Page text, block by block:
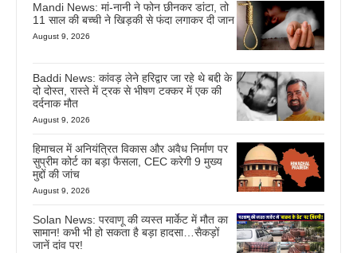
Mandi News: मां-नानी ने फोन छीनकर डांटा, तो
11 साल की बच्ची ने खिड़की से फंदा लगाकर दी जान
August 9, 2026
Baddi News: कांवड़ लेने हरिद्वार जा रहे थे बद्दी के
दो दोस्त, रास्ते में ट्रक से भीषण टक्कर में एक की
दर्दनाक मौत
August 9, 2026
हिमाचल में अनियंत्रित विकास और अवैध निर्माण पर
सुप्रीम कोर्ट का बड़ा फैसला, CEC करेगी 9 मुख्य
मुद्दों की जांच
August 9, 2026
Solan News: परवाणू की व्यस्त मार्केट में मौत का
सामान! कभी भी हो सकता है बड़ा हादसा…सैकड़ों
जानें दांव पर!